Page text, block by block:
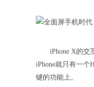
iPhone X的交
iPhone就只有一
键的功能上。